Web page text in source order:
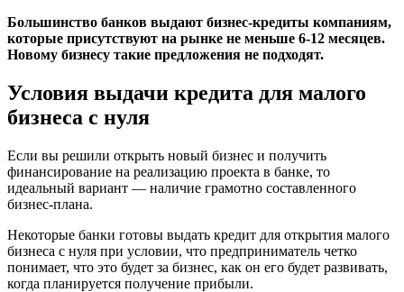
Большинство банков выдают бизнес-кредиты компаниям,
которые присутствуют на рынке не меньше 6-12 месяцев.
Новому бизнесу такие предложения не подходят.
Условия выдачи кредита для малого
бизнеса с нуля
Если вы решили открыть новый бизнес и получить
финансирование на реализацию проекта в банке, то
идеальный вариант — наличие грамотно составленного
бизнес-плана.
Некоторые банки готовы выдать кредит для открытия малого
бизнеса с нуля при условии, что предприниматель четко
понимает, что это будет за бизнес, как он его будет развивать,
когда планируется получение прибыли.